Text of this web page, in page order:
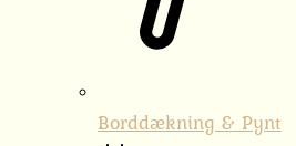
Borddækning & Pynt